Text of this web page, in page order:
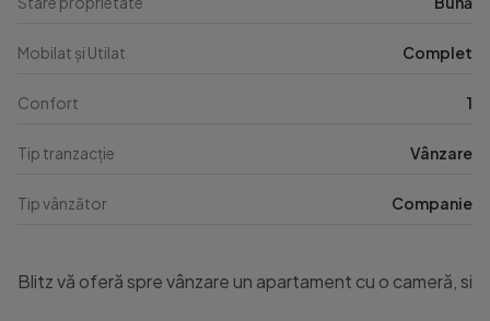
Mobilat și Utilat Complet
Confort 1
Tip tranzacție Vânzare
Tip vânzător Companie
Blitz vă oferă spre vânzare un apartament cu o cameră,